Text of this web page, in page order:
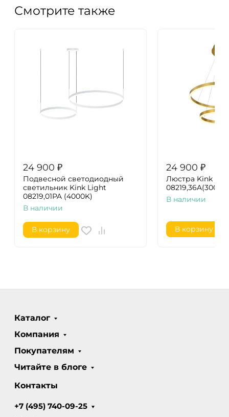
Смотрите также
24 900 ₽
Подвесной светодиодный
светильник Kink Light
08219,01PA (4000K)
В наличии
В корзину
24 900 ₽
Люстра Kink
В наличии
В корзину
Каталог
Компания
Покупателям
Читайте в блоге
Контакты
+7 (495) 740-09-25